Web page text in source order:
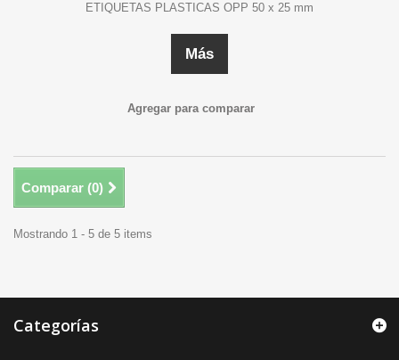
ETIQUETAS PLASTICAS OPP 50 x 25 mm
Más
Agregar para comparar
Comparar (0)
Mostrando 1 - 5 de 5 items
Categorías